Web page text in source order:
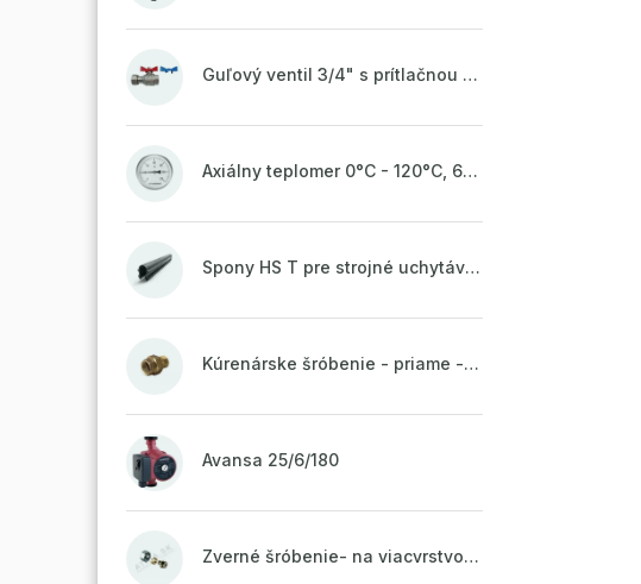
Guľový ventil 3/4" s prítlačnou maticou
Axiálny teplomer 0°C - 120°C, 63 mm
Spony HS T pre strojné uchytávanie potrubia, zvarené na vrchu do pásu
Kúrenárske šróbenie - priame - 1"
Avansa 25/6/180
Zverné šróbenie- na viacvrstvové potrubie ALPEX - 16x2 ALU-EK